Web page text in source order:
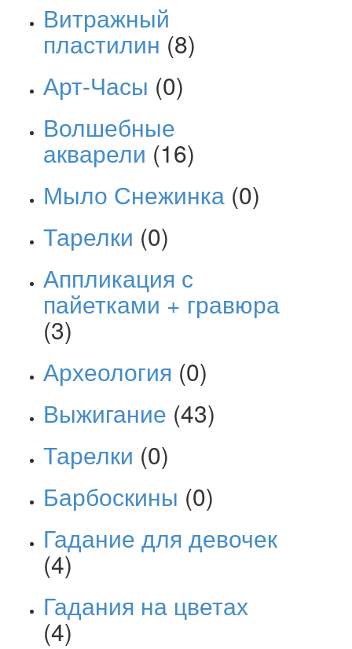
Витражный
пластилин (8)
Арт-Часы (0)
Волшебные
акварели (16)
Мыло Снежинка (0)
Тарелки (0)
Аппликация с
пайетками + гравюра
(3)
Археология (0)
Выжигание (43)
Тарелки (0)
Барбоскины (0)
Гадание для девочек
(4)
Гадания на цветах
(4)